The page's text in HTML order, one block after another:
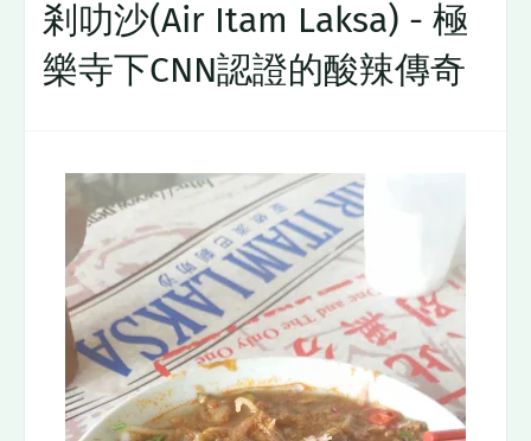
剎叻沙(Air Itam Laksa) - 極
樂寺下CNN認證的酸辣傳奇